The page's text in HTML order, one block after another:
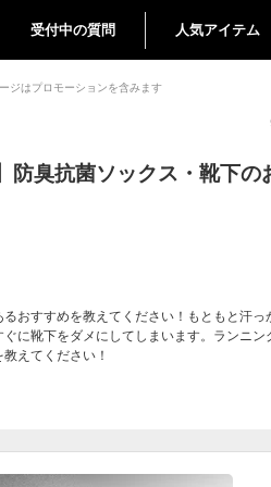
受付中の質問 人気アイテム
ジはプロモーションを含みます
防臭抗菌ソックス・靴下の
おすすめを教えてください！もともと汗っ
に靴下をダメにしてしまいます。ランニン
えてください！